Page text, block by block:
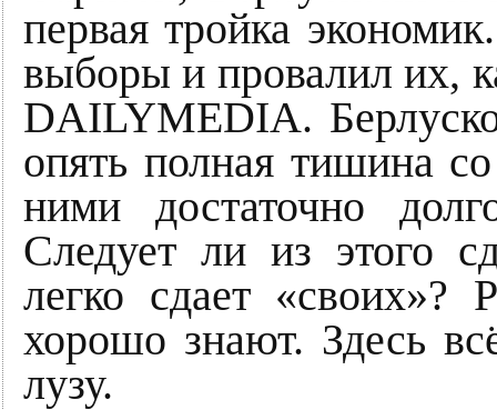
первая тройка
выборы и провалил их,
DAILYMEDIA.
опять полная тишина
ними достаточно
Следует ли из этого
легко сдает «своих»?
хорошо знают. Здесь
лузу.